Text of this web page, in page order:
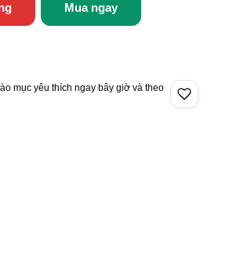
Mua ngay
mục yêu thích ngay bây giờ và theo